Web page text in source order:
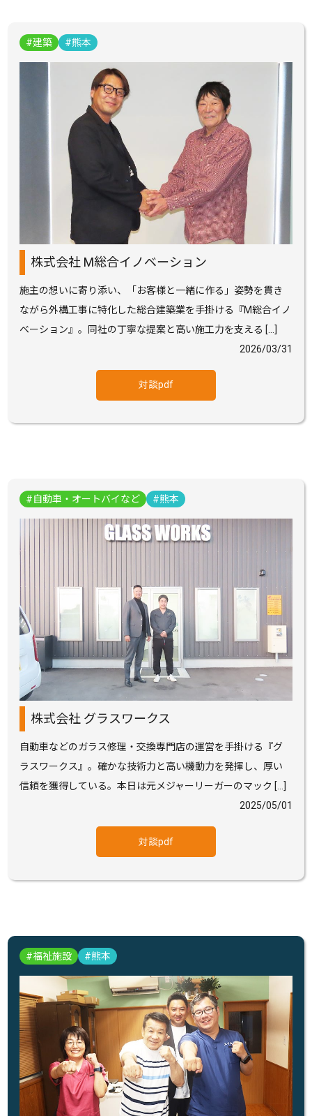
建築 熊本
株式会社 M総合イノベーション
施主の想いに寄り添い、「お客様と一緒に作る」姿勢を貫き
ながら外構工事に特化した総合建築業を手掛ける『M総合イノ
ベーション』。同社の丁寧な提案と高い施工力を支える […]
2026/03/31
対談pdf
自動車・オートバイなど 熊本
株式会社 グラスワークス
自動車などのガラス修理・交換専門店の運営を手掛ける『グ
ラスワークス』。確かな技術力と高い機動力を発揮し、厚い
信頼を獲得している。本日は元メジャーリーガーのマック […]
2025/05/01
対談pdf
福祉施設 熊本